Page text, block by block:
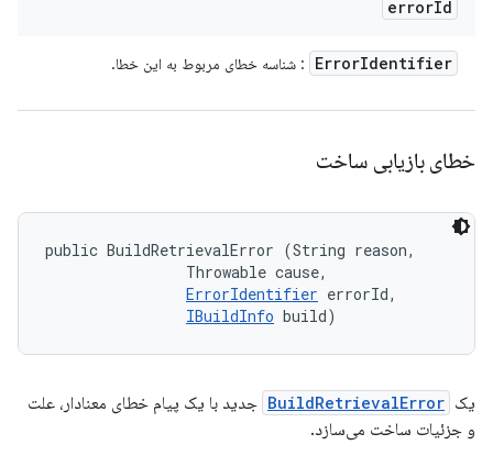
errorId
ErrorIdentifier : شناسه خطای مربوط به این خطا.
خطای بازیابی ساخت
public BuildRetrievalError (String reason,
                Throwable cause,
ErrorIdentifier errorId,
IBuildInfo build)
یک BuildRetrievalError جدید با یک پیام خطای معنادار، علت
و جزئیات ساخت می‌سازد.